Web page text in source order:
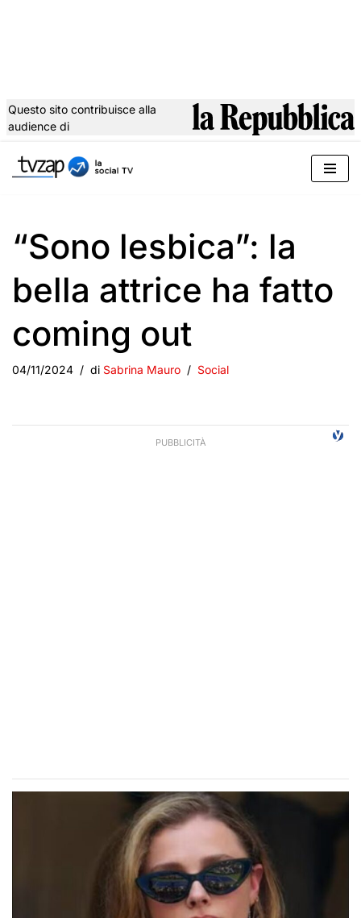
al
Questo sito contribuisce alla
audience di
“Sono lesbica”: la
bella attrice ha fatto
coming out
04/11/2024 di Sabrina Mauro Social